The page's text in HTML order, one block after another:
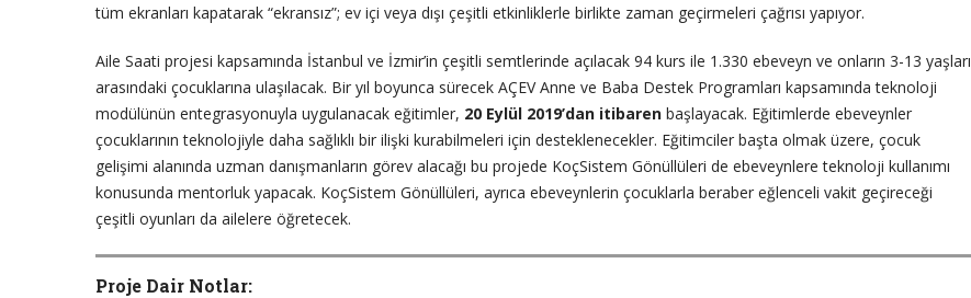
tüm ekranları kapatarak “ekransız”; ev içi veya dışı çeşitli etkinliklerle birlikte zaman geçirmeleri çağrısı yapıyor.
Aile Saati projesi kapsamında İstanbul ve İzmir’in çeşitli semtlerinde açılacak 94 kurs ile 1.330 ebeveyn ve onların 3-13 yaşları
arasındaki çocuklarına ulaşılacak. Bir yıl boyunca sürecek AÇEV Anne ve Baba Destek Programları kapsamında teknoloji
modülünün entegrasyonuyla uygulanacak eğitimler, 20 Eylül 2019’dan itibaren başlayacak. Eğitimlerde ebeveynler
çocuklarının teknolojiyle daha sağlıklı bir ilişki kurabilmeleri için desteklenecekler. Eğitimciler başta olmak üzere, çocuk
gelişimi alanında uzman danışmanların görev alacağı bu projede KoçSistem Gönüllüleri de ebeveynlere teknoloji kullanımı
konusunda mentorluk yapacak. KoçSistem Gönüllüleri, ayrıca ebeveynlerin çocuklarla beraber eğlenceli vakit geçireceği
çeşitli oyunları da ailelere öğretecek.
Proje Dair Notlar: